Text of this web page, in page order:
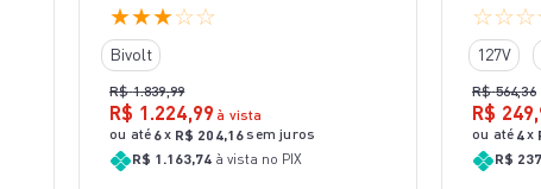
★★★☆☆
Bivolt
R$ 1.839,99
R$ 1 .224,99 à vista
ou até 6x R$ 204,16sem juros
R$ 1.163,74 à vista no PIX
☆☆☆
127V
R$ 564,36
R$ 249,
ou até 4x
R$